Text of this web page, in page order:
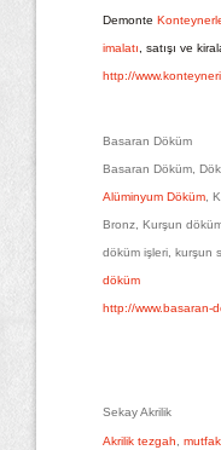
Demonte
imalatı , satışı ve
http://
Basaran Döküm
Basaran Döküm,
Alüminyum Döküm,
Bronz, Kurşun
döküm işleri, kurşun
döküm
http://www.basaran-
Sekay Akrilik
Akrilik tezgah